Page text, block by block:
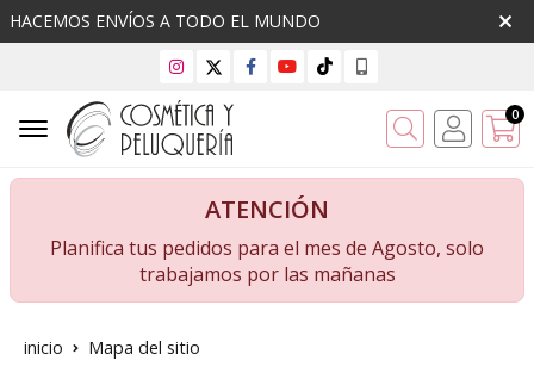
HACEMOS ENVÍOS A TODO EL MUNDO
Buscar 0
ATENCIÓN
Planifica tus pedidos para el mes de Agosto, solo
trabajamos por las mañanas
inicio Mapa del sitio